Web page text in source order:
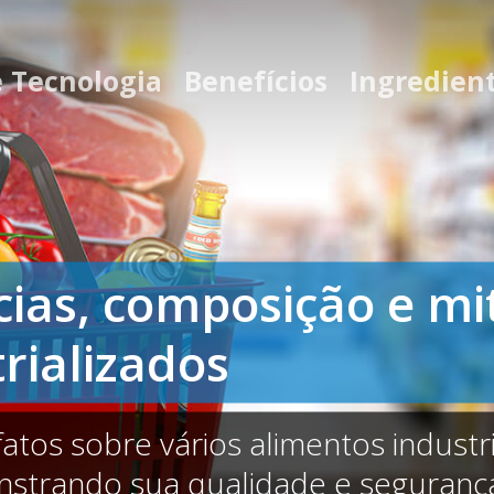
Tecnologia Benefícios
composição e
sobre vários alimentos
sua qualidade e